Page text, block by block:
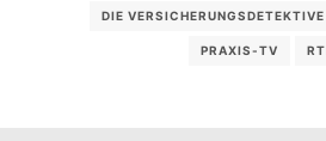
DIE VERSICHERUNGSDETEKTIVE
PRAXIS-TV